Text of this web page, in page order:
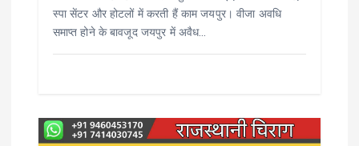
स्पा सेंटर और होटलों में करती हैं काम जयपुर। वीजा अवधि
समाप्त होने के बावजूद जयपुर में अवैध…